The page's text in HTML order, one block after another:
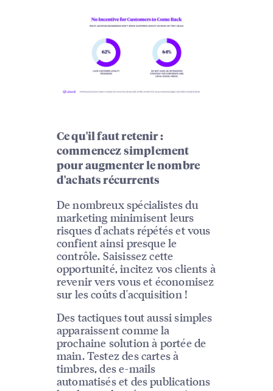
Ce qu'il faut retenir :
commencez simplement
pour augmenter le nombre
d'achats récurrents
De nombreux spécialistes du
marketing minimisent leurs
risques d'achats répétés et vous
confient ainsi presque le
contrôle. Saisissez cette
opportunité, incitez vos clients à
revenir vers vous et économisez
sur les coûts d'acquisition !
Des tactiques tout aussi simples
apparaissent comme la
prochaine solution à portée de
main. Testez des cartes à
timbres, des e-mails
automatisés et des publications